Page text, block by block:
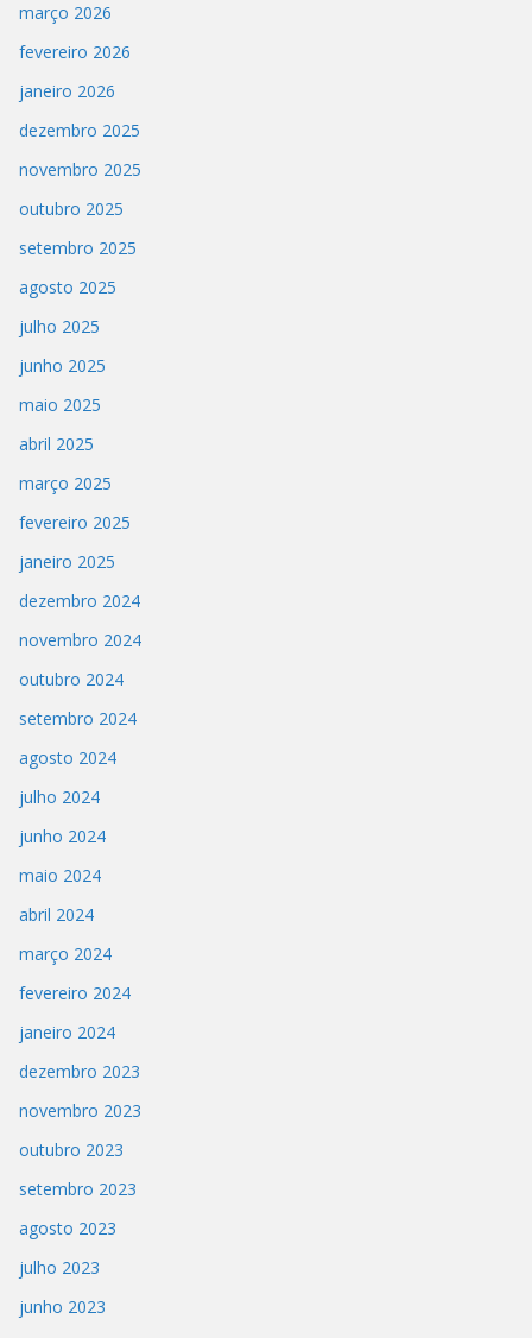
março 2026
fevereiro 2026
janeiro 2026
dezembro 2025
novembro 2025
outubro 2025
setembro 2025
agosto 2025
julho 2025
junho 2025
maio 2025
abril 2025
março 2025
fevereiro 2025
janeiro 2025
dezembro 2024
novembro 2024
outubro 2024
setembro 2024
agosto 2024
julho 2024
junho 2024
maio 2024
abril 2024
março 2024
fevereiro 2024
janeiro 2024
dezembro 2023
novembro 2023
outubro 2023
setembro 2023
agosto 2023
julho 2023
junho 2023